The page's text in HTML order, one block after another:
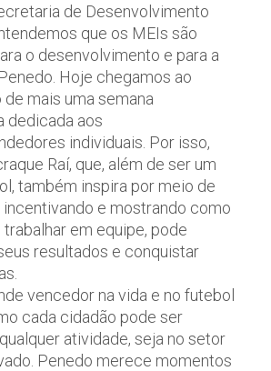
de Desenvolvimento
que os MEIs são
o desenvolvimento e para a
Hoje chegamos ao
mais uma semana
dedicada aos
individuais. Por isso,
Raí, que, além de ser um
também inspira por meio de
incentivando e mostrando como
trabalhar em equipe, pode
resultados e conquistar
vencedor na vida e no futebol
cada cidadão pode ser
atividade, seja no setor
Penedo merece momentos